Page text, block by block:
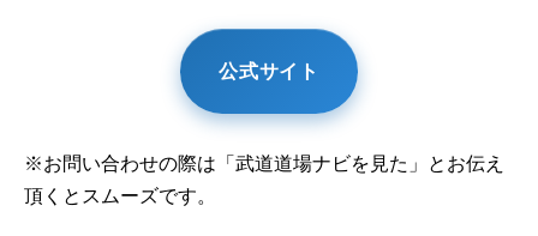
公式サイト
※お問い合わせの際は「武道道場ナビを見た」とお伝え
頂くとスムーズです。